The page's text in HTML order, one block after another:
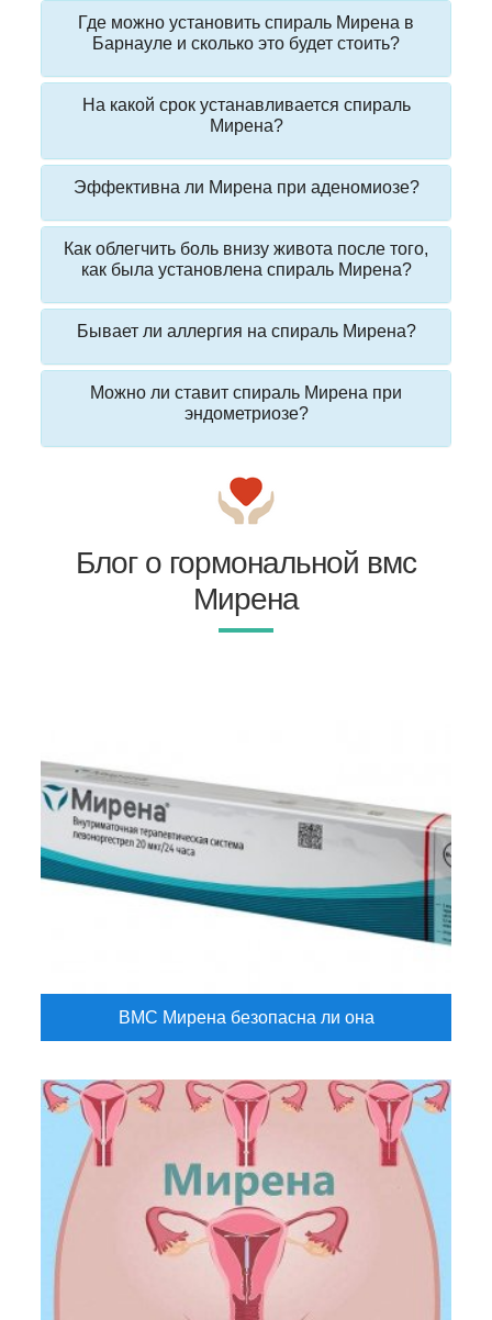
Где можно установить спираль Мирена в
Барнауле и сколько это будет стоить?
На какой срок устанавливается спираль
Мирена?
Эффективна ли Мирена при аденомиозе?
Как облегчить боль внизу живота после того,
как была установлена спираль Мирена?
Бывает ли аллергия на спираль Мирена?
Можно ли ставит спираль Мирена при
эндометриозе?
Блог о гормональной вмс
Мирена
ВМС Мирена безопасна ли она